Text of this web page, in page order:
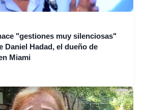
"gestiones muy silenciosas"
Daniel Hadad, el dueño de
Miami